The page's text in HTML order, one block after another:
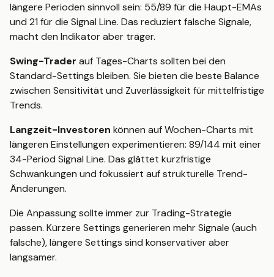
längere Perioden sinnvoll sein: 55/89 für die Haupt-EMAs
und 21 für die Signal Line. Das reduziert falsche Signale,
macht den Indikator aber träger.
Swing-Trader auf Tages-Charts sollten bei den
Standard-Settings bleiben. Sie bieten die beste Balance
zwischen Sensitivität und Zuverlässigkeit für mittelfristige
Trends.
Langzeit-Investoren können auf Wochen-Charts mit
längeren Einstellungen experimentieren: 89/144 mit einer
34-Period Signal Line. Das glättet kurzfristige
Schwankungen und fokussiert auf strukturelle Trend-
Änderungen.
Die Anpassung sollte immer zur Trading-Strategie
passen. Kürzere Settings generieren mehr Signale (auch
falsche), längere Settings sind konservativer aber
langsamer.